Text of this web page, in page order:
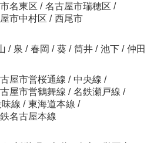
名東区 / 名古屋市瑞穂区 /
市中村区 / 西尾市
/ 泉 / 春岡 / 葵 / 筒井 / 池下 / 仲田
屋市営桜通線 / 中央線 /
屋市営鶴舞線 / 名鉄瀬戸線 /
線 / 東海道本線 /
名古屋本線